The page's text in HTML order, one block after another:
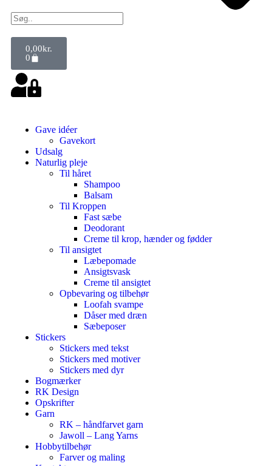
0,00kr.
0
Gave idéer
Gavekort
Udsalg
Naturlig pleje
Til håret
Shampoo
Balsam
Til Kroppen
Fast sæbe
Deodorant
Creme til krop, hænder og fødder
Til ansigtet
Læbepomade
Ansigtsvask
Creme til ansigtet
Opbevaring og tilbehør
Loofah svampe
Dåser med dræn
Sæbeposer
Stickers
Stickers med tekst
Stickers med motiver
Stickers med dyr
Bogmærker
RK Design
Opskrifter
Garn
RK – håndfarvet garn
Jawoll – Lang Yarns
Hobbytilbehør
Farver og maling